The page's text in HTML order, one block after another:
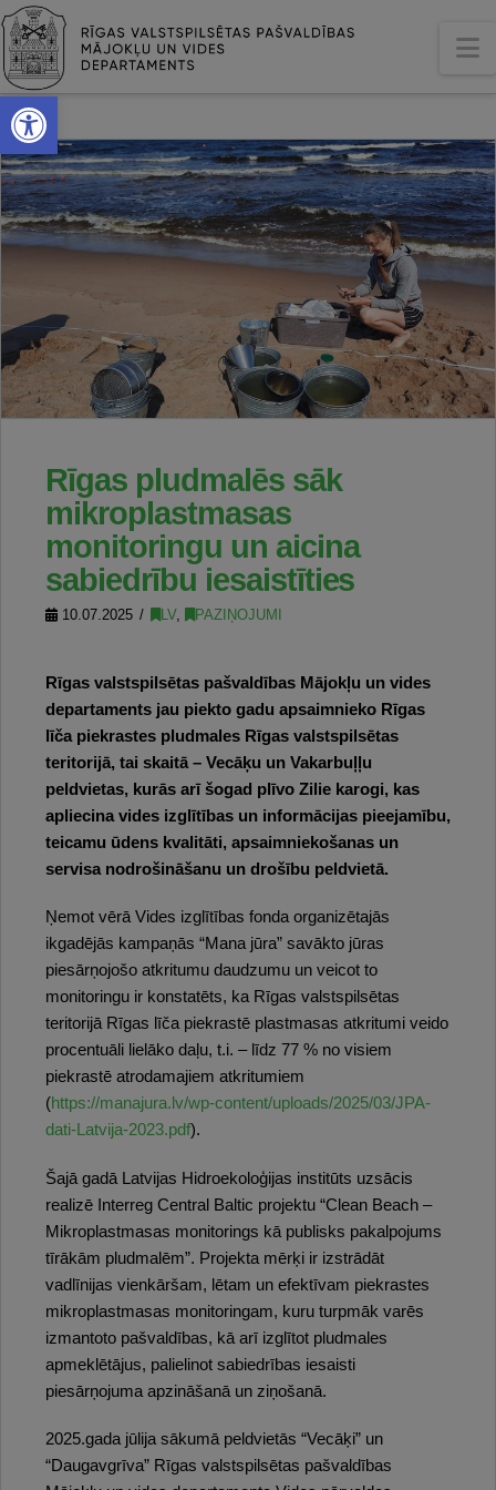
Open toolbar
Rīgas pludmalēs sāk
mikroplastmasas
monitoringu un aicina
sabiedrību iesaistīties
10.07.2025 LV, PAZIŅOJUMI
Rīgas valstspilsētas pašvaldības Mājokļu un vides
departaments jau piekto gadu apsaimnieko Rīgas
līča piekrastes pludmales Rīgas valstspilsētas
teritorijā, tai skaitā – Vecāķu un Vakarbuļļu
peldvietas, kurās arī šogad plīvo Zilie karogi, kas
apliecina vides izglītības un informācijas pieejamību,
teicamu ūdens kvalitāti, apsaimniekošanas un
servisa nodrošināšanu un drošību peldvietā.
Ņemot vērā Vides izglītības fonda organizētajās
ikgadējās kampaņās “Mana jūra” savākto jūras
piesārņojošo atkritumu daudzumu un veicot to
monitoringu ir konstatēts, ka Rīgas valstspilsētas
teritorijā Rīgas līča piekrastē plastmasas atkritumi veido
procentuāli lielāko daļu, t.i. – līdz 77 % no visiem
piekrastē atrodamajiem atkritumiem
(https://manajura.lv/wp-content/uploads/2025/03/JPA-
dati-Latvija-2023.pdf).
Šajā gadā Latvijas Hidroekoloģijas institūts uzsācis
realizē Interreg Central Baltic projektu “Clean Beach –
Mikroplastmasas monitorings kā publisks pakalpojums
tīrākām pludmalēm”. Projekta mērķi ir izstrādāt
vadlīnijas vienkāršam, lētam un efektīvam piekrastes
mikroplastmasas monitoringam, kuru turpmāk varēs
izmantoto pašvaldības, kā arī izglītot pludmales
apmeklētājus, palielinot sabiedrības iesaisti
piesārņojuma apzināšanā un ziņošanā.
2025.gada jūlija sākumā peldvietās “Vecāķi” un
“Daugavgrīva” Rīgas valstspilsētas pašvaldības